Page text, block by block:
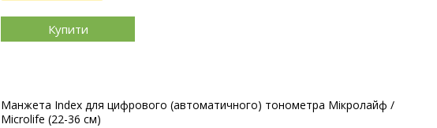
Купити
Манжета Index для цифрового (автоматичного) тонометра Мікролайф /
Microlife (22-36 см)